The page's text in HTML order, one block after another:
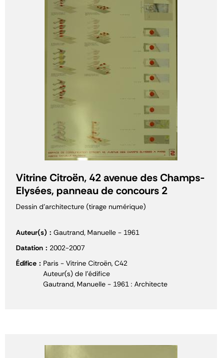
Vitrine Citroën, 42 avenue des Champs-
Elysées, panneau de concours 2
Dessin d'architecture (tirage numérique)
Auteur(s)
Gautrand, Manuelle - 1961
Datation
2002-2007
Édifice
Paris - Vitrine Citroën, C42
Auteur(s) de l'édifice
Gautrand, Manuelle - 1961 : Architecte